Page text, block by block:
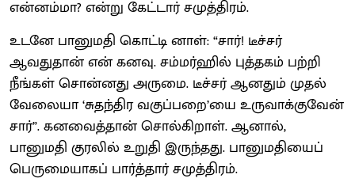
என்னம்மா? என்று கேட்டார் சமுத்திரம்.
உடனே பானுமதி கொட்டி னாள்: “சார்! டீச்சர்
ஆவதுதான் என் கனவு. சம்மர்ஹில் புத்தகம் பற்றி
நீங்கள் சொன்னது அருமை. டீச்சர் ஆனதும் முதல்
வேலையா ‘சுதந்திர வகுப்பறை’யை உருவாக்குவேன்
சார்”. கனவைத்தான் சொல்கிறாள். ஆனால்,
பானுமதி குரலில் உறுதி இருந்தது. பானுமதியைப்
பெருமையாகப் பார்த்தார் சமுத்திரம்.